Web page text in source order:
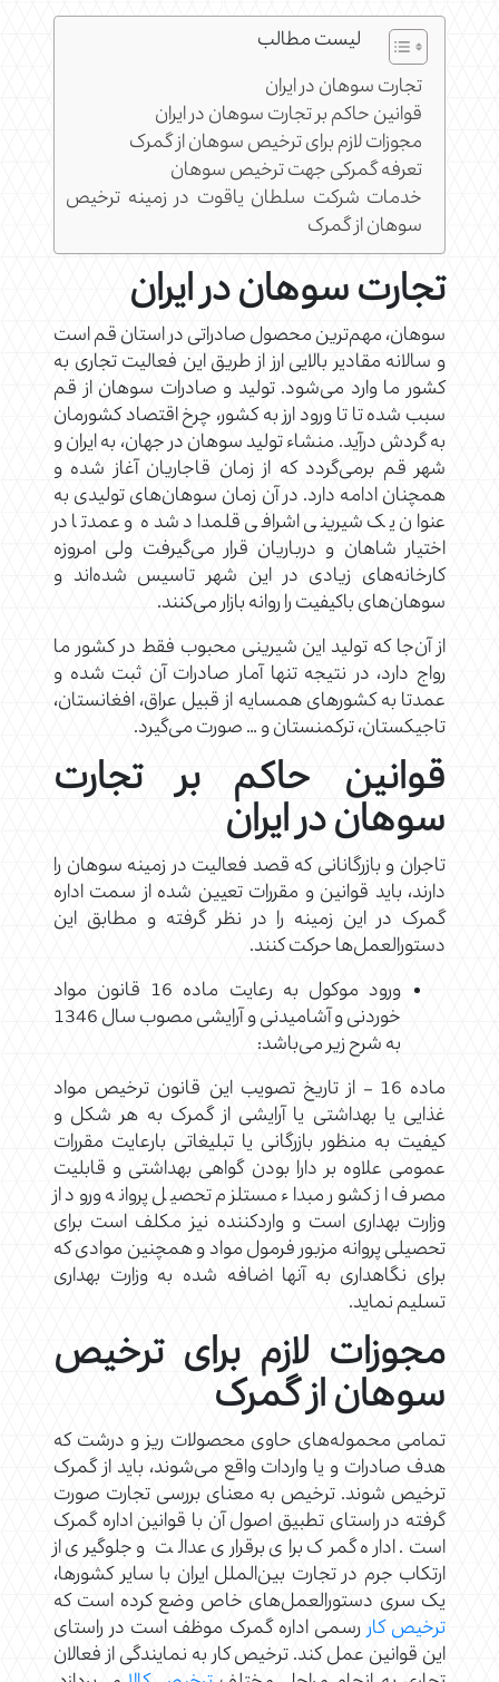
لیست مطالب
تجارت سوهان در ایران
قوانین حاکم بر تجارت سوهان در ایران
مجوزات لازم برای ترخیص سوهان از گمرک
تعرفه گمرکی جهت ترخیص سوهان
خدمات شرکت سلطان یاقوت در زمینه ترخیص
سوهان از گمرک
تجارت سوهان در ایران
سوهان، مهم‌ترین محصول صادراتی در استان قم است
و سالانه مقادیر بالایی ارز از طریق این فعالیت تجاری به
کشور ما وارد می‌شود. تولید و صادرات سوهان از قم
سبب شده تا تا ورود ارز به کشور، چرخ اقتصاد کشورمان
به گردش درآید. منشاء تولید سوهان در جهان، به ایران و
شهر قم برمی‌گردد که از زمان قاجاریان آغاز شده و
همچنان ادامه دارد. در آن زمان سوهان‌های تولیدی به
عنوان یک شیرینی اشرافی قلمداد شده و عمدتا در
اختیار شاهان و درباریان قرار می‌گیرفت ولی امروزه
کارخانه‌های زیادی در این شهر تاسیس شده‌اند و
سوهان‌های باکیفیت را روانه بازار می‌کنند.
از آن‌جا که تولید این شیرینی محبوب فقط در کشور ما
رواج دارد، در نتیجه تنها آمار صادرات آن ثبت شده و
عمدتا به کشورهای همسایه از قبیل عراق، افغانستان،
تاجیکستان، ترکمنستان و … صورت می‌گیرد.
قوانین حاکم بر تجارت
سوهان در ایران
تاجران و بازرگانانی که قصد فعالیت در زمینه سوهان را
دارند، باید قوانین و مقررات تعیین شده از سمت اداره
گمرک در این زمینه را در نظر گرفته و مطابق این
دستورالعمل‌ها حرکت کنند.
ورود موکول به رعایت ماده 16 قانون مواد
خوردنی و آشامیدنی و آرایشی مصوب سال 1346
به شرح زیر می‌باشد:
‌ماده 16 – از تاریخ تصویب این قانون ترخیص مواد
غذایی یا بهداشتی یا آرایشی از گمرک به هر شکل و
کیفیت به منظور بازرگانی یا تبلیغاتی با‌رعایت مقررات
عمومی علاوه بر دارا بودن گواهی بهداشتی و قابلیت
مصرف از کشور مبداء مستلزم تحصیل پروانه ورود از
وزارت بهداری است و ‌واردکننده نیز مکلف است برای
تحصیلی پروانه مزبور فرمول مواد و همچنین موادی که
برای نگاهداری به آنها اضافه شده به وزارت بهداری
تسلیم ‌نماید.
مجوزات لازم برای ترخیص
سوهان از گمرک
تمامی محموله‌های حاوی محصولات ریز و درشت که
هدف صادرات و یا واردات واقع می‌شوند، باید از گمرک
ترخیص شوند. ترخیص به معنای بررسی تجارت صورت
گرفته در راستای تطبیق اصول آن با قوانین اداره گمرک
است. اداره گمرک برای برقراری عدالت و جلوگیری از
ارتکاب جرم در تجارت بین‌الملل ایران با سایر کشورها،
یک سری دستورالعمل‌های خاص وضع کرده است که
ترخیص کاررسمی اداره گمرک موظف است در راستای
این قوانین عمل کند. ترخیص کار به نمایندگی از فعالان